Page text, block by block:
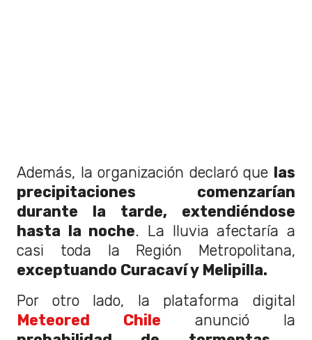
Además, la organización declaró que las
precipitaciones comenzarían
durante la tarde, extendiéndose
hasta la noche. La lluvia afectaría a
casi toda la Región Metropolitana,
exceptuando Curacaví y Melipilla.
Por otro lado, la plataforma digital
Meteored Chile
anunció la